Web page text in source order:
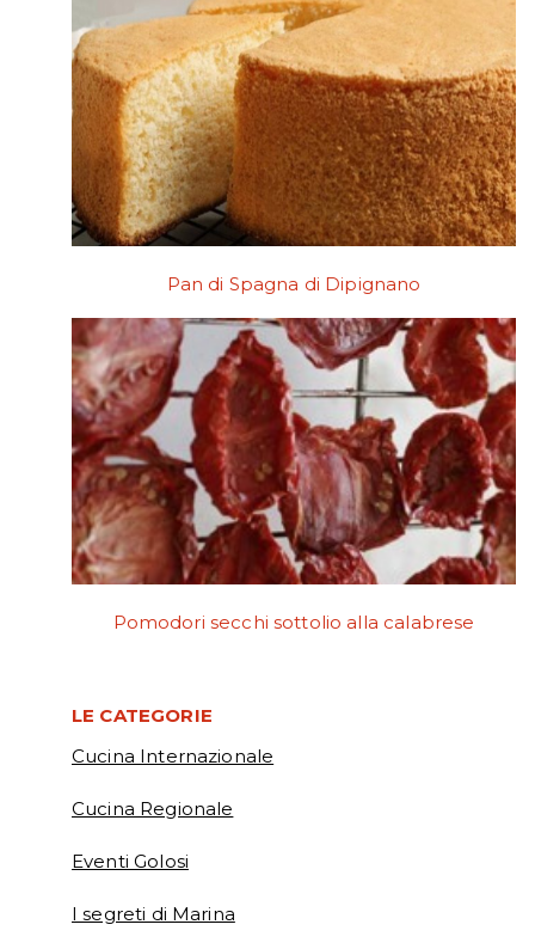
Pan di Spagna di Dipignano
Pomodori secchi sottolio alla calabrese
LE CATEGORIE
Cucina Internazionale
Cucina Regionale
Eventi Golosi
I segreti di Marina